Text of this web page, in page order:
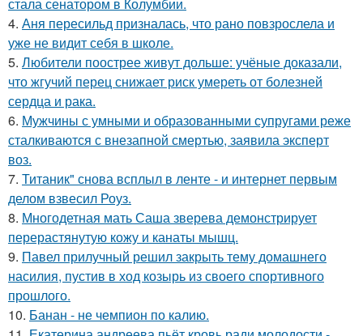
4. Аня пересильд призналась, что рано повзрослела и
уже не видит себя в школе.
5. Любители поострее живут дольше: учёные доказали,
что жгучий перец снижает риск умереть от болезней
сердца и рака.
6. Мужчины с умными и образованными супругами реже
сталкиваются с внезапной смертью, заявила эксперт
воз.
7. Титаник" снова всплыл в ленте - и интернет первым
делом взвесил Роуз.
8. Многодетная мать Саша зверева демонстрирует
перерастянутую кожу и канаты мышц.
9. Павел прилучный решил закрыть тему домашнего
насилия, пустив в ход козырь из своего спортивного
прошлого.
10. Банан - не чемпион по калию.